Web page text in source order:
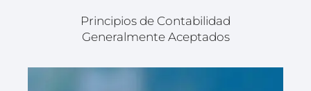
Principios de Contabilidad
Generalmente Aceptados